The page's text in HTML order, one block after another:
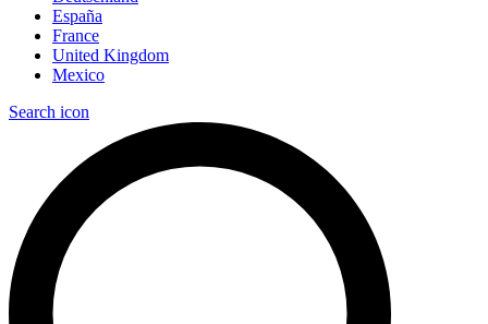
España
France
United Kingdom
Mexico
Search icon